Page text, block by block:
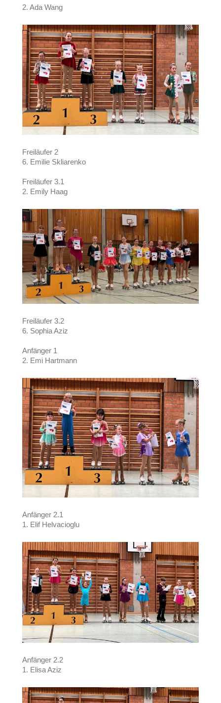
2. Ada Wang
Freiläufer 2
6. Emilie Skliarenko
Freiläufer 3.1
2. Emily Haag
Freiläufer 3.2
6. Sophia Aziz
Anfänger 1
2. Emi Hartmann
Anfänger 2.1
1. Elif Helvacioglu
Anfänger 2.2
1. Elisa Aziz